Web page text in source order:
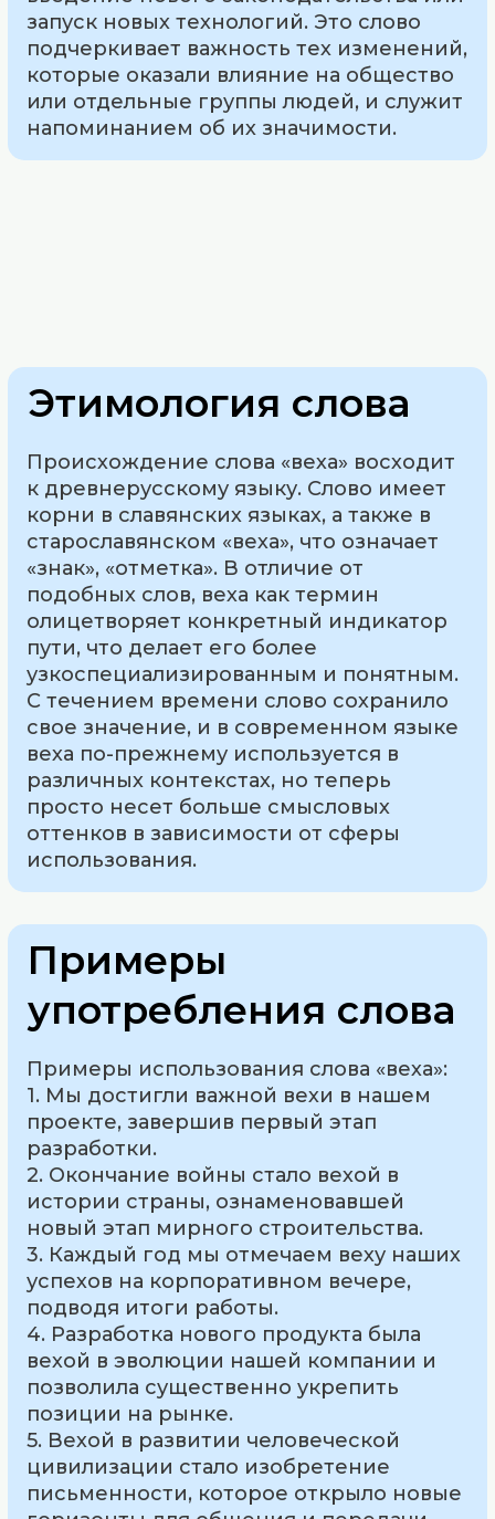
запуск новых технологий. Это слово
подчеркивает важность тех изменений,
которые оказали влияние на общество
или отдельные группы людей, и служит
напоминанием об их значимости.
Этимология слова
Происхождение слова «веха» восходит
к древнерусскому языку. Слово имеет
корни в славянских языках, а также в
старославянском «веха», что означает
«знак», «отметка». В отличие от
подобных слов, веха как термин
олицетворяет конкретный индикатор
пути, что делает его более
узкоспециализированным и понятным.
С течением времени слово сохранило
свое значение, и в современном языке
веха по-прежнему используется в
различных контекстах, но теперь
просто несет больше смысловых
оттенков в зависимости от сферы
использования.
Примеры
употребления слова
Примеры использования слова «веха»:
1. Мы достигли важной вехи в нашем
проекте, завершив первый этап
разработки.
2. Окончание войны стало вехой в
истории страны, ознаменовавшей
новый этап мирного строительства.
3. Каждый год мы отмечаем веху наших
успехов на корпоративном вечере,
подводя итоги работы.
4. Разработка нового продукта была
вехой в эволюции нашей компании и
позволила существенно укрепить
позиции на рынке.
5. Вехой в развитии человеческой
цивилизации стало изобретение
письменности, которое открыло новые